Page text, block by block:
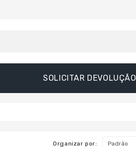
SOLICITAR DEVOLUÇÃO
Organizar por: